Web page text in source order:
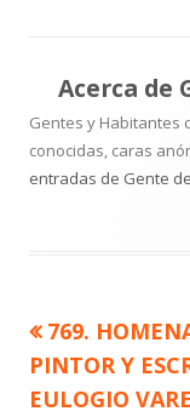
Acerca de
Gentes y Habitantes
conocidas, caras
entradas de Gente
de
Artículo
anterior
769.
PINTOR Y
EULOGIO